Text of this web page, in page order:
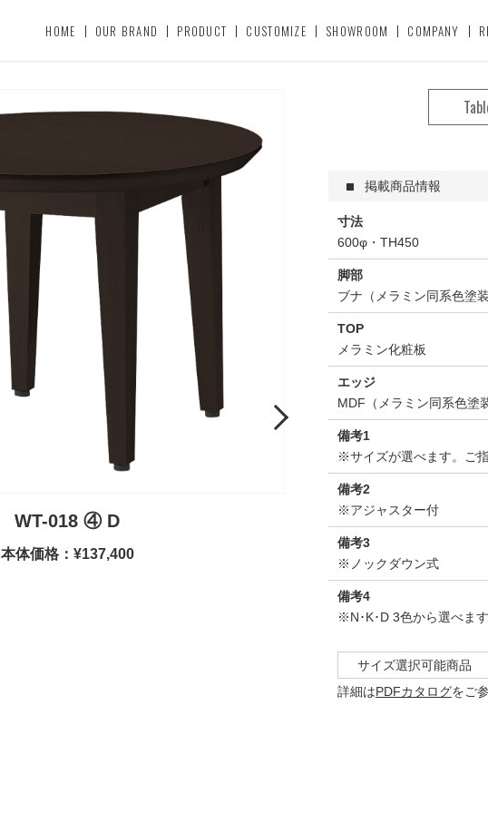
HOME OUR BRAND PRODUCT CUSTOMIZE SHOWROOM COMPANY
WT-018 ④ D
本体価格：¥137,400
Next
掲載商品情報
寸法
600φ・TH450
脚部
ブナ（メラミン同系色塗装
TOP
メラミン化粧板
エッジ
MDF（メラミン同系色塗
備考1
※サイズが選べます。ご指
備考2
※アジャスター付
備考3
※ノックダウン式
備考4
※N･K･D 3色から選べます
サイズ選択可能商品
詳細はPDFカタログをご